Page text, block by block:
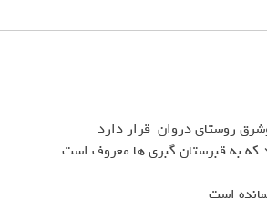
روستای دروان قرار دارد
که به قبرستان گبری ها معروف است
است